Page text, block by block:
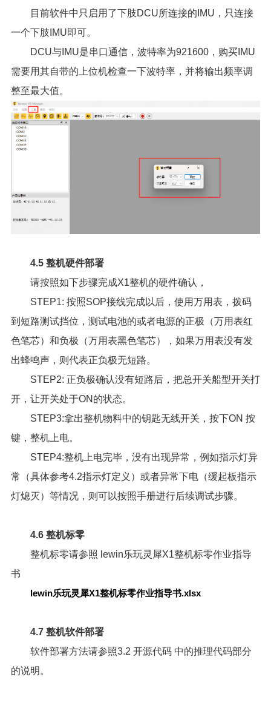
目前软件中只启用了下肢DCU所连接的IMU，只连接
一个下肢IMU即可。
DCU与IMU是串口通信，波特率为921600，购买IMU
需要用其自带的上位机检查一下波特率，并将输出频率调
整至最大值。
4.5 整机硬件部署
请按照如下步骤完成X1整机的硬件确认，
STEP1: 按照SOP接线完成以后，使用万用表，拨码
到短路测试挡位，测试电池的或者电源的正极（万用表红
色笔芯）和负极（万用表黑色笔芯），如果万用表没有发
出蜂鸣声，则代表正负极无短路。
STEP2: 正负极确认没有短路后，把总开关船型开关打
开，让开关处于ON的状态。
STEP3:拿出整机物料中的钥匙无线开关，按下ON 按
键，整机上电。
STEP4:整机上电完毕，没有出现异常，例如指示灯异
常（具体参考4.2指示灯定义）或者异常下电（缓起板指示
灯熄灭）等情况，则可以按照手册进行后续调试步骤。
4.6 整机标零
整机标零请参照 lewin乐玩灵犀X1整机标零作业指导
书
lewin乐玩灵犀X1整机标零作业指导书.xlsx
4.7 整机软件部署
软件部署方法请参照3.2 开源代码中的推理代码部分
的说明。